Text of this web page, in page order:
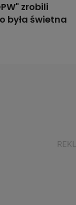
zrobili
była świetna